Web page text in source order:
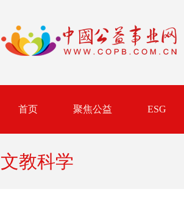
首页 聚焦公益 ESG
文教科学